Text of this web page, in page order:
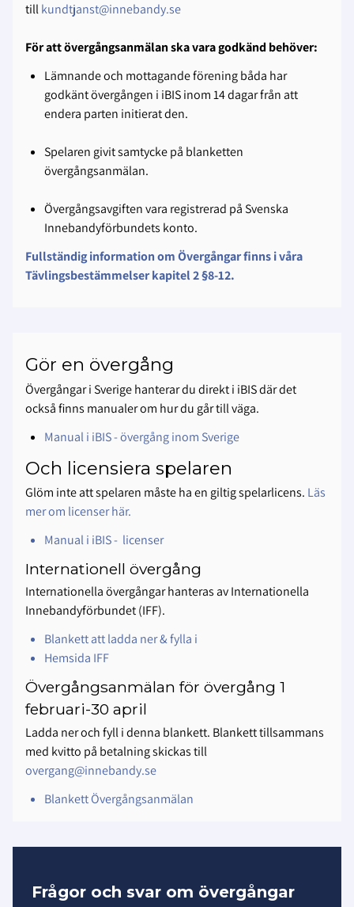
tillkundtjanst@innebandy.se
För att övergångsanmälan ska vara godkänd behöver:
Lämnande och mottagande förening båda har
godkänt övergången i iBIS inom 14 dagar från att
endera parten initierat den.
Spelaren givit samtycke på blanketten
övergångsanmälan.
Övergångsavgiften vara registrerad på Svenska
Innebandyförbundets konto.
Fullständig information om Övergångar finns i våra
Tävlingsbestämmelser kapitel 2 §8-12.
Gör en övergång
Övergångar i Sverige hanterar du direkt i iBIS där det
också finns manualer om hur du går till väga.
Manual i iBIS - övergång inom Sverige
Och licensiera spelaren
Glöm inte att spelaren måste ha en giltig spelarlicens. Läs
mer om licenser här.
Manual i iBIS - licenser
Internationell övergång
Internationella övergångar hanteras av Internationella
Innebandyförbundet (IFF).
Blankett att ladda ner & fylla i
Hemsida IFF
Övergångsanmälan för övergång 1
februari-30 april
Ladda ner och fyll i denna blankett. Blankett tillsammans
med kvitto på betalning skickas till
overgang@innebandy.se
Blankett Övergångsanmälan
Frågor och svar om övergångar